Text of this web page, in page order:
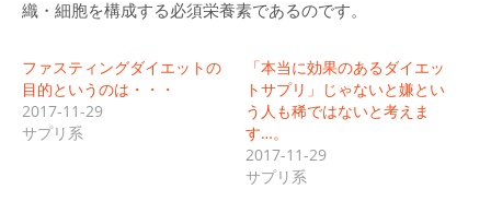
織・細胞を構成する必須栄養素であるのです。
ファスティングダイエットの
目的というのは・・・
2017-11-29
サプリ系
「本当に効果のあるダイエッ
トサプリ」じゃないと嫌とい
う人も稀ではないと考えま
す…。
2017-11-29
サプリ系